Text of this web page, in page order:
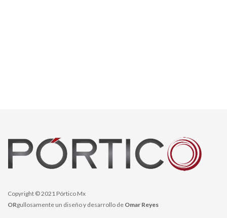
Copyright © 2021 Pórtico Mx
ORgullosamente un diseño y desarrollo de Omar Reyes